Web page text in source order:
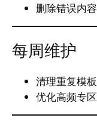
删除错误内容
每周维护
清理重复模板
优化高频专区